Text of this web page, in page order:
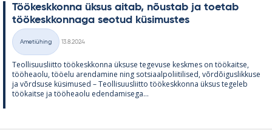
Töö­kesk­konna ük­sus ai­tab, nõus­tab ja toe­tab
töö­kesk­kon­naga seo­tud kü­si­mus­tes
Kategooriad
Ametiühing
13.8.2024
Teol­li­suus­liitto töö­kesk­konna ük­suse te­ge­vuse kesk­mes on töö­kaitse,
töö­heaolu, töö­elu aren­da­mine ning sot­si­aal­po­lii­ti­li­sed, võrdõi­gus­lik­kuse
ja võrd­suse kü­si­mused – Teol­li­suus­liitto töö­kesk­konna ük­sus te­ge­leb
töö­kaitse ja töö­heaolu eden­da­mi­sega...